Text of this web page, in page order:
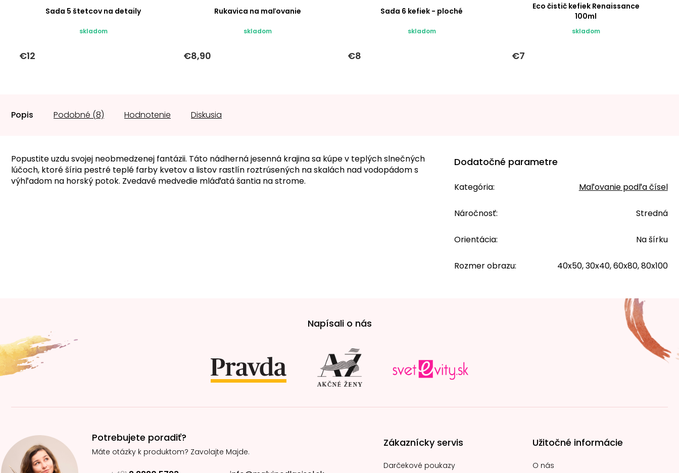
Sada 5 štetcov na detaily
skladom
€12
Rukavica na maľovanie
skladom
€8,90
Sada 6 kefiek - ploché
skladom
€8
Eco čistič kefiek Renaissance
100ml
skladom
€7
Popis Podobné (8) Hodnotenie Diskusia
Popustite uzdu svojej neobmedzenej fantázii. Táto nádherná jesenná krajina sa kúpe v teplých slnečných
lúčoch, ktoré šíria pestré teplé farby kvetov a listov rastlín roztrúsených na skalách nad vodopádom s
výhľadom na horský potok. Zvedavé medvedie mláďatá šantia na strome.
Dodatočné parametre
Kategória: Maľovanie podľa čísel
Náročnosť: Stredná
Orientácia: Na šírku
Rozmer obrazu: 40x50, 30x40, 60x80, 80x100
t
i
e
Napísali o nás
Potrebujete poradiť?
Máte otázky k produktom? Zavolajte Majde.
Zákaznícky servis
Darčekové poukazy
Užitočné informácie
O nás